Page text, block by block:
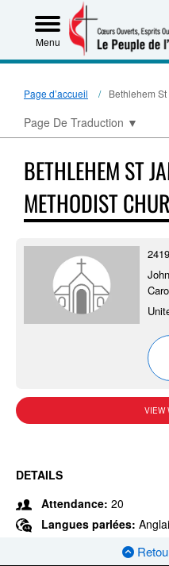
Menu
Page d’accueil Bethlehem
Page De Traduction ▼
BETHLEHEM ST
METHODIST
VIEW
DETAILS
Attendance: 20
Langues parlées: